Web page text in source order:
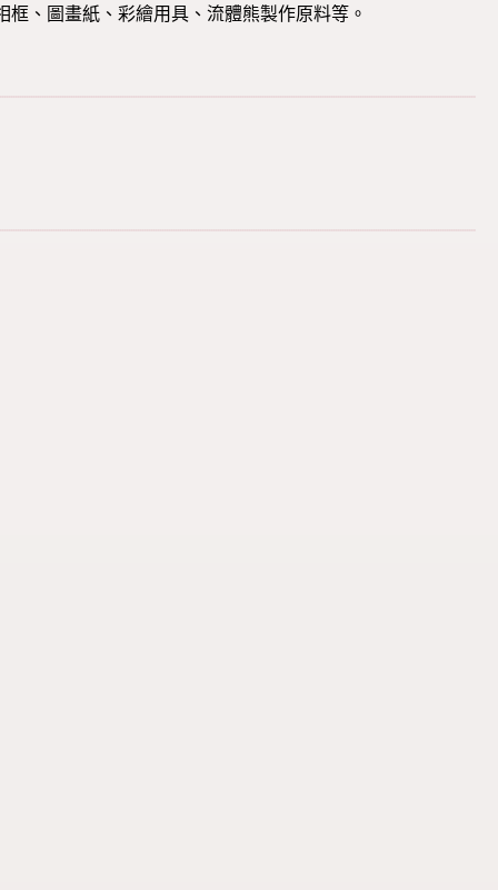
、圖畫紙、彩繪用具、流體熊製作原料等。